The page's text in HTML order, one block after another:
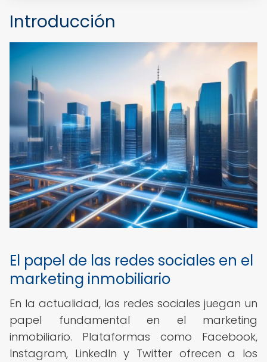
Introducción
El papel de las redes sociales en el
marketing inmobiliario
En la actualidad, las redes sociales juegan un
papel fundamental en el marketing
inmobiliario. Plataformas como Facebook,
Instagram, LinkedIn y Twitter ofrecen a los